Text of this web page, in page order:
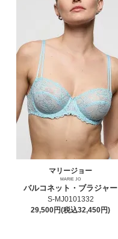
マリージョー
MARIE JO
バルコネット・ブラジャー
S-MJ0101332
29,500円(税込32,450円)